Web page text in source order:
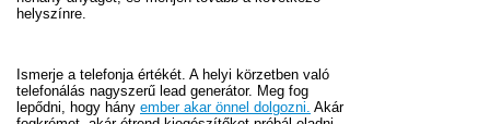
helyszínre.
Ismerje a telefonja értékét. A helyi körzetben való
telefonálás nagyszerű lead generátor. Meg fog
lepődni, hogy hány ember akar önnel dolgozni. Akár